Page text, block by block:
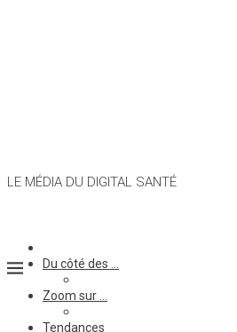
LE MÉDIA DU DIGITAL SANTÉ
Du côté des …
Zoom sur …
Tendances